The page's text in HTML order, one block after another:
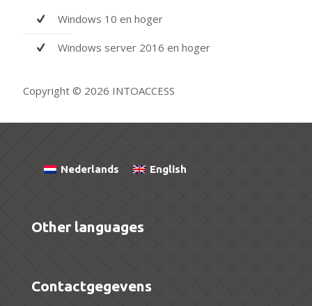
Windows 10 en hoger
Windows server 2016 en hoger
Copyright © 2026 INTOACCESS
Nederlands English
Other languages
Contactgegevens